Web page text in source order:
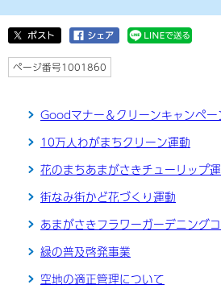
ページ番号1001860
Goodマナー＆クリーンキャンペー
10万人わがまちクリーン運動
花のまちあまがさきチューリップ
街なみ街かど花づくり運動
あまがさきフラワーガーデニング
緑の普及啓発事業
空地の適正管理について